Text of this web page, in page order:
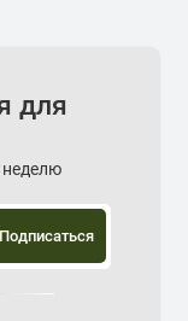
для
Подписаться